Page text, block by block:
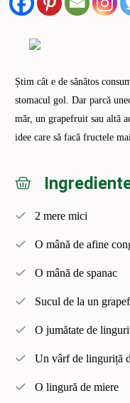
Știm cât e de sănătos
stomacul gol. Dar parcă
măr, un grapefruit sau altă
idee care să facă fructele
2 mere mici
O mână de afine
O mână de spanac
Sucul de la un
O jumătate de
Un vârf de linguriță
O lingură de miere